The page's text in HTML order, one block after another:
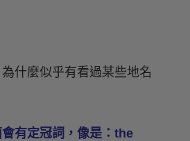
什麼似乎有看過某些地名
有定冠詞，像是：the